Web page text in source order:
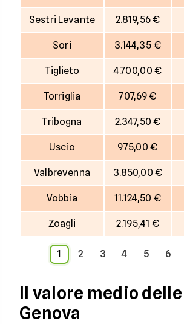
Sestri Levante 2.819,56 €
Sori 3.144,35 €
Tiglieto 4.700,00 €
Torriglia 707,69 €
Tribogna 2.347,50 €
Uscio 975,00 €
Valbrevenna 3.850,00 €
Vobbia 11.124,50 €
Zoagli 2.195,41 €
1 2 3 4 5 6
Il valore medio
Genova